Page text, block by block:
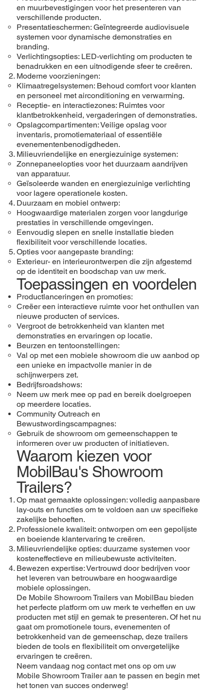
en muurbevestigingen voor het presenteren van
verschillende producten.
Presentatieschermen: Geïntegreerde audiovisuele
systemen voor dynamische demonstraties en
branding.
Verlichtingsopties: LED-verlichting om producten te
benadrukken en een uitnodigende sfeer te creëren.
Moderne voorzieningen:
Klimaatregelsystemen: Behoud comfort voor klanten
en personeel met airconditioning en verwarming.
Receptie- en interactiezones: Ruimtes voor
klantbetrokkenheid, vergaderingen of demonstraties.
Opslagcompartimenten: Veilige opslag voor
inventaris, promotiemateriaal of essentiële
evenementenbenodigdheden.
Milieuvriendelijke en energiezuinige systemen:
Zonnepaneelopties voor het duurzaam aandrijven
van apparatuur.
Geïsoleerde wanden en energiezuinige verlichting
voor lagere operationele kosten.
Duurzaam en mobiel ontwerp:
Hoogwaardige materialen zorgen voor langdurige
prestaties in verschillende omgevingen.
Eenvoudig slepen en snelle installatie bieden
flexibiliteit voor verschillende locaties.
Opties voor aangepaste branding:
Exterieur- en interieurontwerpen die zijn afgestemd
op de identiteit en boodschap van uw merk.
Toepassingen en voordelen
Productlanceringen en promoties:
Creëer een interactieve ruimte voor het onthullen van
nieuwe producten of services.
Vergroot de betrokkenheid van klanten met
demonstraties en ervaringen op locatie.
Beurzen en tentoonstellingen:
Val op met een mobiele showroom die uw aanbod op
een unieke en impactvolle manier in de
schijnwerpers zet.
Bedrijfsroadshows:
Neem uw merk mee op pad en bereik doelgroepen
op meerdere locaties.
Community Outreach en
Bewustwordingscampagnes:
Gebruik de showroom om gemeenschappen te
informeren over uw producten of initiatieven.
Waarom kiezen voor
MobilBau's Showroom
Trailers?
Op maat gemaakte oplossingen: volledig aanpasbare
lay-outs en functies om te voldoen aan uw specifieke
zakelijke behoeften.
Professionele kwaliteit: ontworpen om een ​​gepolijste
en boeiende klantervaring te creëren.
Milieuvriendelijke opties: duurzame systemen voor
kosteneffectieve en milieubewuste activiteiten.
Bewezen expertise: Vertrouwd door bedrijven voor
het leveren van betrouwbare en hoogwaardige
mobiele oplossingen.
De Mobile Showroom Trailers van MobilBau bieden
het perfecte platform om uw merk te verheffen en uw
producten met stijl en gemak te presenteren. Of het nu
gaat om promotionele tours, evenementen of
betrokkenheid van de gemeenschap, deze trailers
bieden de tools en flexibiliteit om onvergetelijke
ervaringen te creëren.
Neem vandaag nog contact met ons op om uw
Mobile Showroom Trailer aan te passen en begin met
het tonen van succes onderweg!